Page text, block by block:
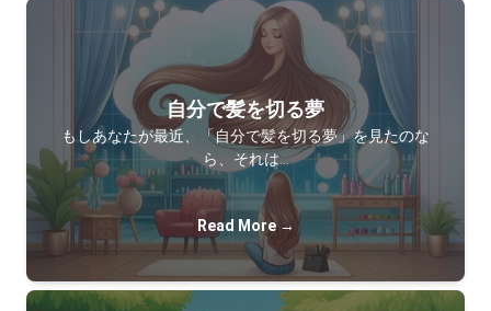
自分で髪を切る夢
もしあなたが最近、「自分で髪を切る夢」を見たのな
ら、それは…
Read More →